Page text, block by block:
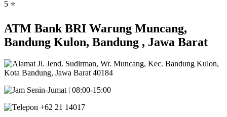
5 ⭐
ATM Bank BRI Warung Muncang,
Bandung Kulon, Bandung , Jawa Barat
Jl. Jend. Sudirman, Wr. Muncang, Kec. Bandung Kulon,
Kota Bandung, Jawa Barat 40184
Senin-Jumat | 08:00-15:00
+62 21 14017